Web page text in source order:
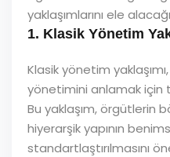
yaklaşımlarını ele
1. Klasik Yönetim
Klasik yönetim
yönetimini anlamak için
Bu yaklaşım, örgütlerin
hiyerarşik yapının
standartlaştırılmasını